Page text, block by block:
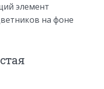
элемент
на фоне